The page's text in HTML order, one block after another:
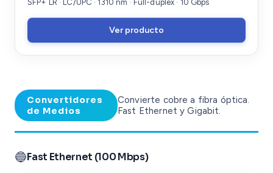
SFP+ LR · LC/UPC · 1310 nm · Full-duplex · 10 Gbps
Ver producto
Convertidores
de Medios
Convierte cobre a fibra óptica.
Fast Ethernet y Gigabit.
🔵Fast Ethernet (100 Mbps)